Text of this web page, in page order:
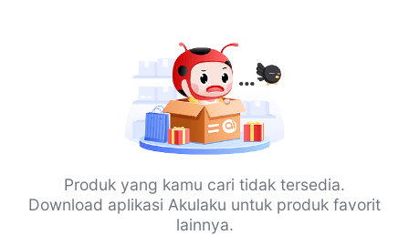
Produk yang kamu cari tidak tersedia.
Download aplikasi Akulaku untuk produk favorit
lainnya.